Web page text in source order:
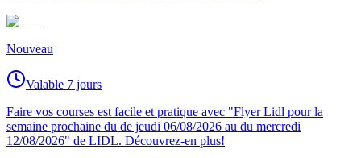
Nouveau
Valable 7 jours
Faire vos courses est facile et pratique avec "Flyer Lidl pour la
semaine prochaine du de jeudi 06/08/2026 au du mercredi
12/08/2026" de LIDL. Découvrez-en plus!